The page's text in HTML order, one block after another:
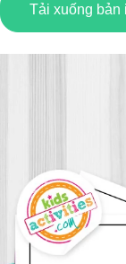
Tải xuống bản